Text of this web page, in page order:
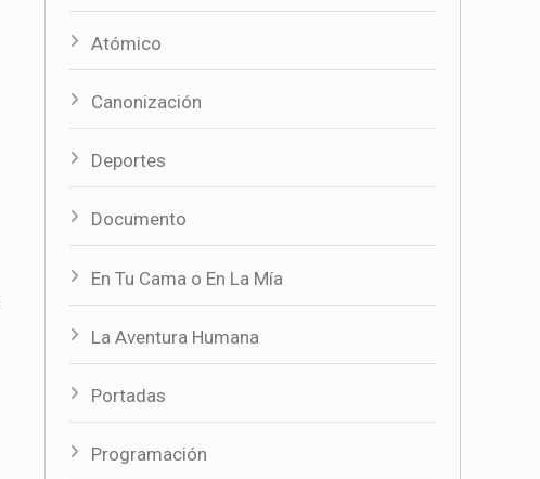
Atómico
Canonización
Deportes
Documento
En Tu Cama o En La Mía
La Aventura Humana
Portadas
Programación